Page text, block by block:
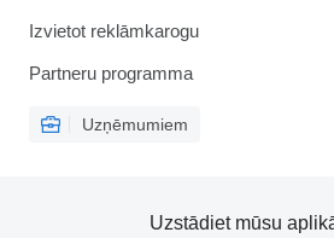
Izvietot reklāmkarogu
Partneru programma
Uzņēmumiem
Uzstādiet mūsu